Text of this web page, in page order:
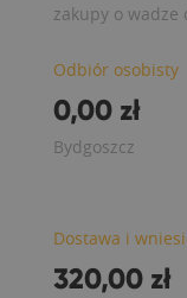
zakupy o wadze
Odbiór osobisty
0,00 zł
Bydgoszcz
Dostawa i
320,00 zł